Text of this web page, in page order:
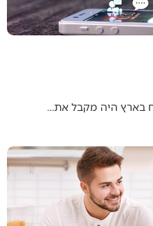
בארץ היה מקבל את…